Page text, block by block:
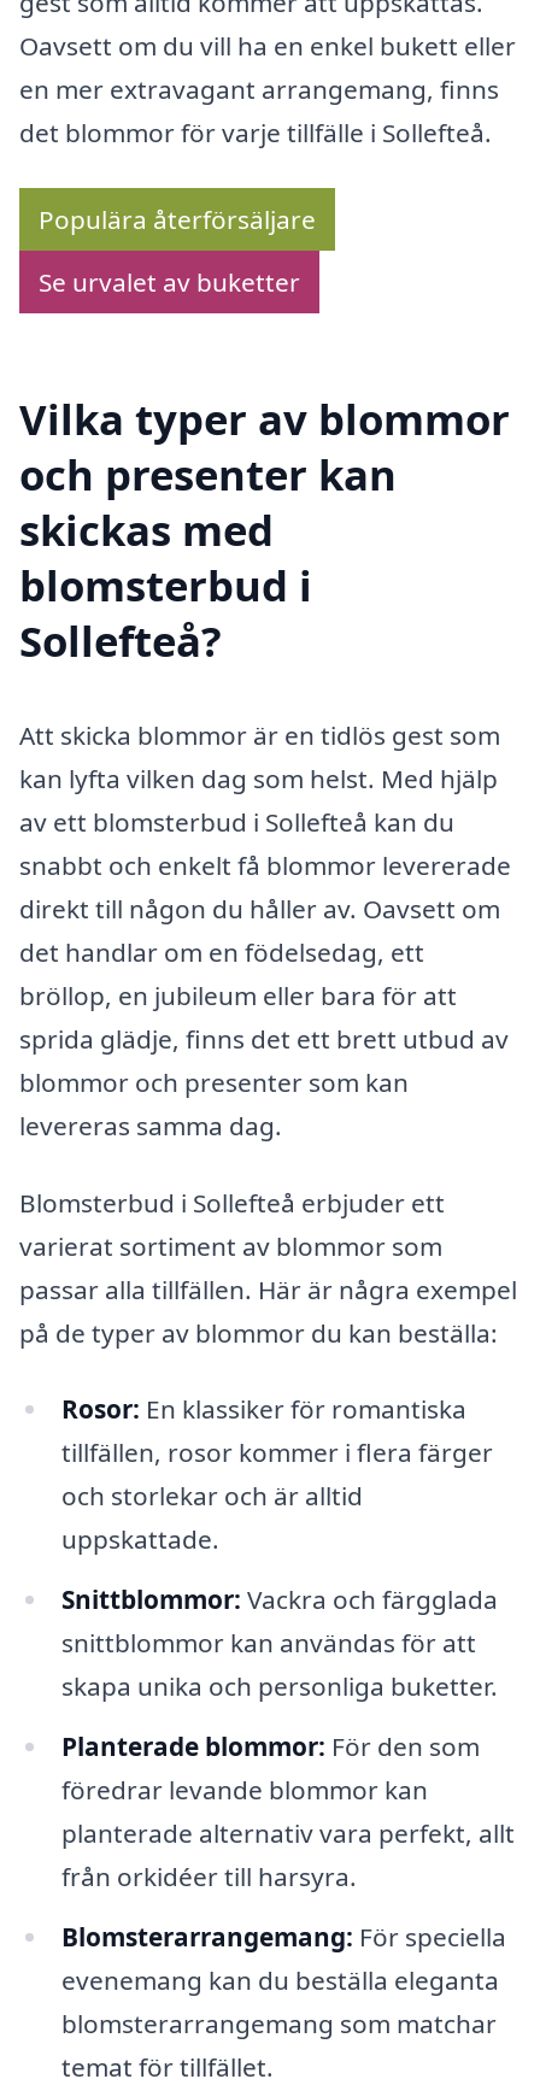
Oavsett om du vill ha en enkel bukett eller
en mer extravagant arrangemang, finns
det blommor för varje tillfälle i Sollefteå.
Populära återförsäljare
Se urvalet av buketter
Vilka typer av blommor
och presenter kan
skickas med
blomsterbud i
Sollefteå?
Att skicka blommor är en tidlös gest som
kan lyfta vilken dag som helst. Med hjälp
av ett blomsterbud i Sollefteå kan du
snabbt och enkelt få blommor levererade
direkt till någon du håller av. Oavsett om
det handlar om en födelsedag, ett
bröllop, en jubileum eller bara för att
sprida glädje, finns det ett brett utbud av
blommor och presenter som kan
levereras samma dag.
Blomsterbud i Sollefteå erbjuder ett
varierat sortiment av blommor som
passar alla tillfällen. Här är några exempel
på de typer av blommor du kan beställa:
Rosor: En klassiker för romantiska
tillfällen, rosor kommer i flera färger
och storlekar och är alltid
uppskattade.
Snittblommor: Vackra och färgglada
snittblommor kan användas för att
skapa unika och personliga buketter.
Planterade blommor: För den som
föredrar levande blommor kan
planterade alternativ vara perfekt, allt
från orkidéer till harsyra.
Blomsterarrangemang: För speciella
evenemang kan du beställa eleganta
blomsterarrangemang som matchar
temat för tillfället.